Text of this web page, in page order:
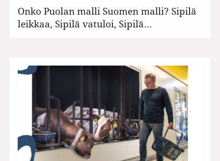
Onko Puolan malli Suomen malli? Sipilä
leikkaa, Sipilä vatuloi, Sipilä…